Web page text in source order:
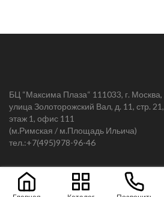
БЦ “Максима Плаза“ 111033, г. Москва,
улица Золоторожский Вал, д. 11, стр. 21,
этаж 1, офис 111
(м.Римская / м.Площадь Ильича)
тел.:+7(495)978-96-46